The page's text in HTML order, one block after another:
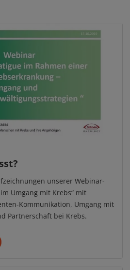
unserer Webinar-
Umgang mit Krebs“ mit
Kommunikation, Umgang mit
Partnerschaft bei Krebs.